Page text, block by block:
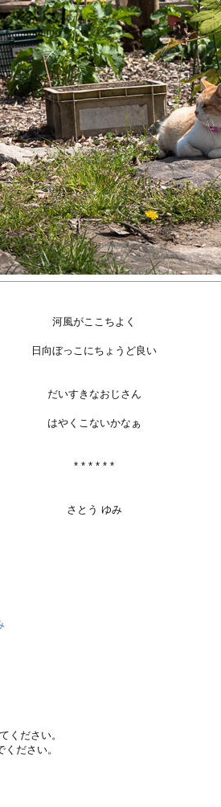
河風がここちよく
日向ぼっこにちょうど良い
だいすきなおじさん
はやくこないかなぁ
* * * * * *
さとう ゆみ
ください。
ださい。